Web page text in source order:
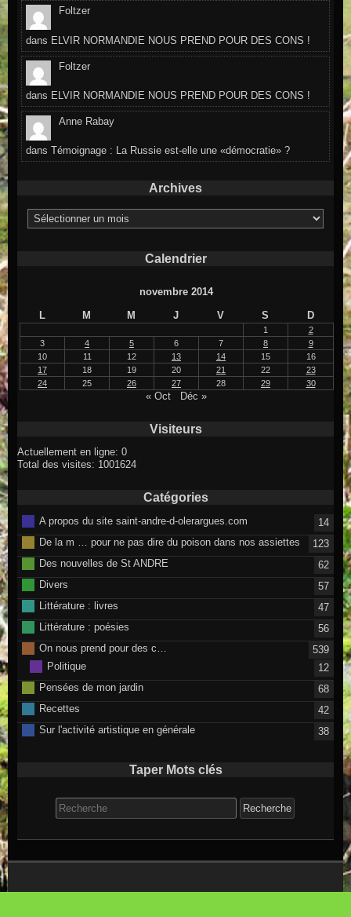
Foltzer
dans ELVIR NORMANDIE NOUS PREND POUR DES CONS !
Foltzer
dans ELVIR NORMANDIE NOUS PREND POUR DES CONS !
Anne Rabay
dansTémoignage : La Russie est-elle une «démocratie» ?
Archives
Archives
Calendrier
novembre 2014
L
M M J V S D
1
2
3
4 5 6 7 8
9
10
11 12 13 14 15
16
17
18 19 20 21 22
23
24
25 26 27 28 29 30
« Oct Déc »
Visiteurs
Actuellement en ligne: 0
Total des visites: 1001624
Catégories
A propos du site saint-andre-d-olerargues.com
14
De la m … pour ne pas dire du poison dans nos assiettes
123
Des nouvelles de St ANDRE
62
Divers
57
Littérature : livres
47
Littérature : poésies
56
On nous prend pour des c…
539
Politique
12
Pensées de mon jardin
68
Recettes
42
Sur l'activité artistique en générale
38
Taper Mots clés
Search for: